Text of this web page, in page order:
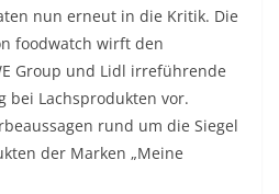
nun erneut in die Kritik. Die
foodwatch wirft den
Group und Lidl irreführende
bei Lachsprodukten vor.
rund um die Siegel
der Marken „Meine